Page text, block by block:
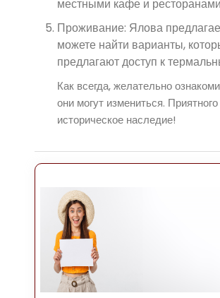
местными кафе и
Проживание: Ялова
можете найти варианты,
предлагают доступ к
Как всегда, желательно
они могут измениться.
историческое наследие!